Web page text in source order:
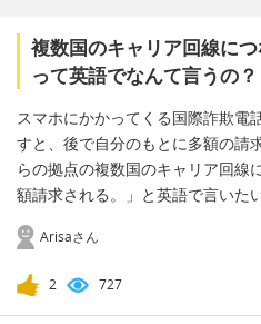
複数国のキャリア回線に
って英語でなんて言うの？
スマホにかかってくる国際詐欺電
すと、後で自分のもとに多額の請
らの拠点の複数国のキャリア回線
額請求される。」と英語で言いた
Arisaさん
2 727